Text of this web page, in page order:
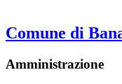
Comune di
Amministrazione